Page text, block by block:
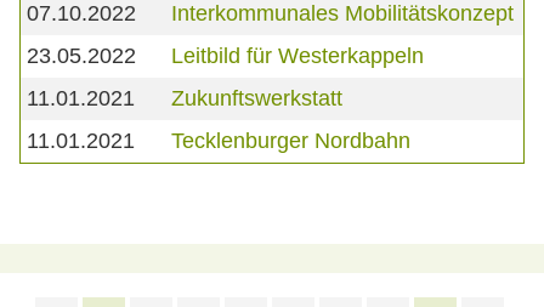
07.10.2022
Interkommunales Mobilitätskonzept
23.05.2022
Leitbild für Westerkappeln
11.01.2021
Zukunftswerkstatt
11.01.2021
Tecklenburger Nordbahn